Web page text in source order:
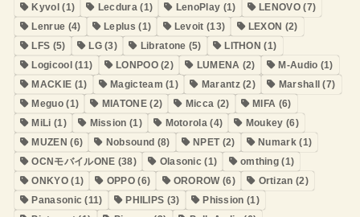
Kyvol(1) Lecdura (1) LenoPlay (1) LENOVO(7)
Lenrue (4) Leplus (1) Levoit (13) LEXON (2)
LFS (5) LG(3) Libratone (5) LITHON (1)
Logicool(11) LONPOO(2) LUMENA (2) M-Audio (1)
MACKIE (1) Magicteam (1) Marantz(2) Marshall (7)
Meguo(1) MIATONE(2) Micca (2) MIFA (6)
MiLi (1) Mission (1) Motorola (4) Moukey (6)
MUZEN (6) Nobsound (8) NPET(2) Numark (1)
OCNモバイルONE (38) Olasonic (1) omthing (1)
ONKYO(1) OPPO (6) OROROW(6) Ortizan (2)
Panasonic (11) PHILIPS (3) Phission (1)